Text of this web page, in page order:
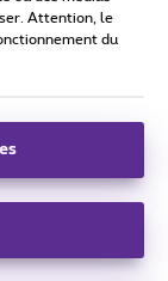
Attention, le
du